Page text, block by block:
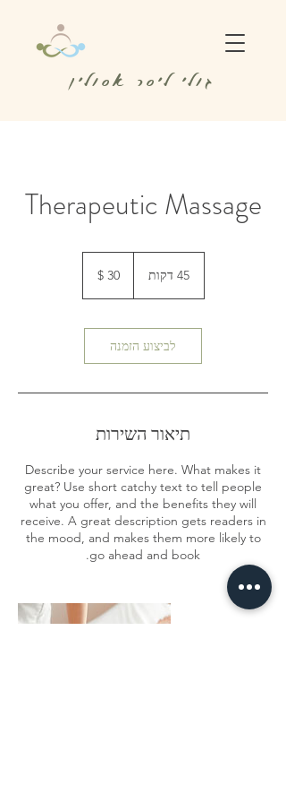
גולי ליסר אסולין
Therapeutic Massage
45 דקות
ק
ו
ת
אמריקאי
‏30 ‏$
לביצוע הזמנה
תיאור השירות
Describe your service here. What makes it
great? Use short catchy text to tell people
what you offer, and the benefits they will
receive. A great description gets readers in
the mood, and makes them more likely to
go ahead and book.